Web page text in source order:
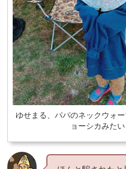
ゆせまる、パパのネックウォ
ョーシカみたい